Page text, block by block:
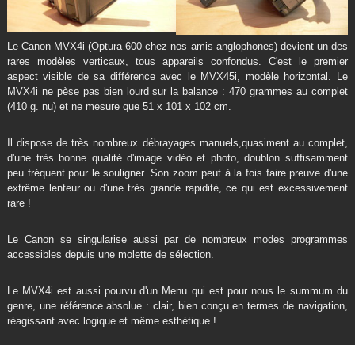
Le Canon MVX4i (Optura 600 chez nos amis anglophones) devient un des
rares modèles verticaux, tous appareils confondus. C'est le premier
aspect visible de sa différence avec le MVX45i, modèle horizontal. Le
MVX4i ne pèse pas bien lourd sur la balance : 470 grammes au complet
(410 g. nu) et ne mesure que 51 x 101 x 102 cm.
Il dispose de très nombreux débrayages manuels,quasiment au complet,
d'une très bonne qualité d'image vidéo et photo, doublon suffisamment
peu fréquent pour le souligner. Son zoom peut à la fois faire preuve d'une
extrême lenteur ou d'une très grande rapidité, ce qui est excessivement
rare !
Le Canon se singularise aussi par de nombreux modes programmes
accessibles depuis une molette de sélection.
Le MVX4i est aussi pourvu d'un Menu qui est pour nous le summum du
genre, une référence absolue : clair, bien conçu en termes de navigation,
réagissant avec logique et même esthétique !